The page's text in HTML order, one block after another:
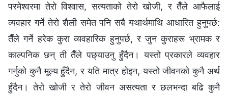
परमेश्‍वरमा तेरो विश्‍वास, सत्यताको तेरो खोजी, र तैँले आफैलाई
व्यवहार गर्ने तेरो शैली समेत पनि सबै यथार्थमाथि आधारित हुनुपर्छ:
तैँले गर्ने हरेक कुरा व्यवहारिक हुनुपर्छ, र जुन कुराहरू भ्रामक र
काल्पनिक छन्‌ ती तैँले पछ्याउनु हुँदैन। यस्तो प्रकारले व्यवहार
गर्नुको कुनै मूल्य हुँदैन, र यति मात्र होइन, यस्तो जीवनको कुनै अर्थ
हुँदैन। तेरो खोजी र तेरो जीवन असत्यता र छलभन्दा बढि कुनै